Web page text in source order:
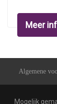
Meer
Algemene
Mogelijk